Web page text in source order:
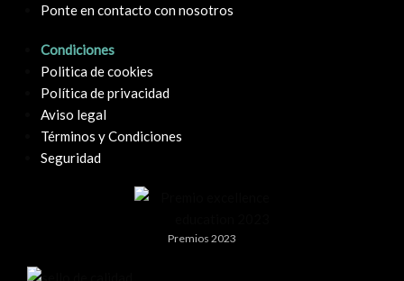
Ponte en contacto con nosotros
Condiciones
Politica de cookies
Política de privacidad
Aviso legal
Términos y Condiciones
Seguridad
Premios 2023